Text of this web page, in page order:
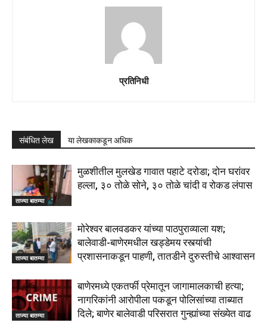
प्रतिनिधी
संबंधित लेख या लेखकाकडून अधिक
ताज्या बातम्या
मुळशीतील मुलखेड गावात पहाटे दरोडा; दोन घरांवर
हल्ला, ३० तोळे सोने, ३० तोळे चांदी व रोकड लंपास
ताज्या बातम्या
मोरेश्वर बालवडकर यांच्या पाठपुराव्याला यश;
बालेवाडी-बाणेरमधील खड्डेमय रस्त्यांची
प्रशासनाकडून पाहणी, तातडीने दुरुस्तीचे आश्वासन
ताज्या बातम्या
बाणेरमध्ये एकतर्फी प्रेमातून जागामालकाची हत्या;
नागरिकांनी आरोपीला पकडून पोलिसांच्या ताब्यात
दिले; बाणेर बालेवाडी परिसरात गुन्ह्यांच्या संख्येत वाढ